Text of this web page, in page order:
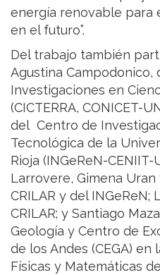
energía renovable para
en el futuro”.
Del trabajo también
Agustina Campodonico,
Investigaciones en
(CICTERRA, CONICET-
del Centro de
Tecnológica de la
Rioja (INGeReN-
Larrovere, Gimena
CRILAR y del INGeReN;
CRILAR; y Santiago
Geología y Centro de
de los Andes (CEGA) en
Físicas y Matemáticas